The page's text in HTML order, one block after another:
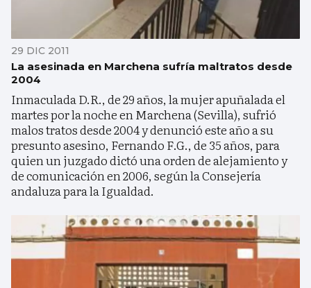
29 DIC 2011
La asesinada en Marchena sufría maltratos desde
2004
Inmaculada D.R., de 29 años, la mujer apuñalada el
martes por la noche en Marchena (Sevilla), sufrió
malos tratos desde 2004 y denunció este año a su
presunto asesino, Fernando F.G., de 35 años, para
quien un juzgado dictó una orden de alejamiento y
de comunicación en 2006, según la Consejería
andaluza para la Igualdad.